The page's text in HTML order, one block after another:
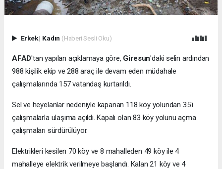
Erkek| Kadın (Haberi Sesli Oku)
AFAD'tan yapılan açıklamaya göre, Giresun'daki selin ardından
988 kişilik ekip ve 288 araç ile devam eden müdahale
çalışmalarında 157 vatandaş kurtarıldı.
Sel ve heyelanlar nedeniyle kapanan 118 köy yolundan 35'i
çalışmalarla ulaşıma açıldı. Kapalı olan 83 köy yolunu açma
çalışmaları sürdürülüyor.
Elektrikleri kesilen 70 köy ve 8 mahalleden 49 köy ile 4
mahalleye elektrik verilmeye başlandı. Kalan 21 köy ve 4